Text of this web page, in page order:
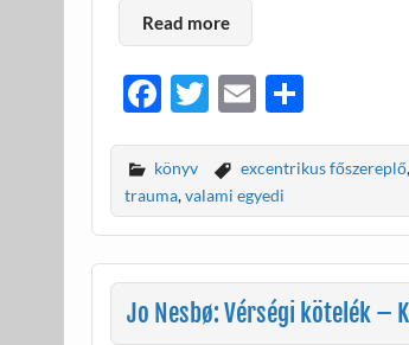
Read more
F
e
b
o
o
k
T
itt
er
E
ail za
m
e
g
könyv excentrikus főszereplő,
trauma,valami egyedi
Jo Nesbø: Vérségi kötelék –